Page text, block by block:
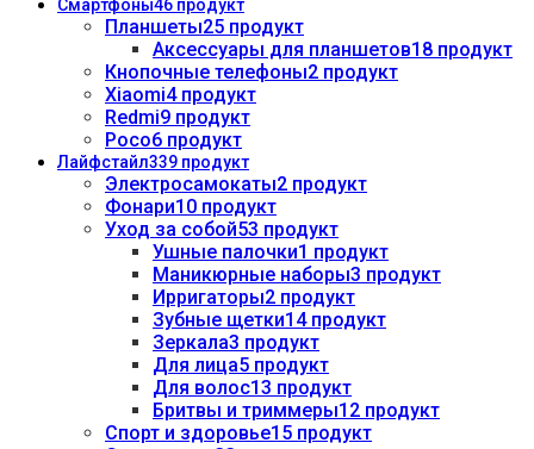
Смартфоны46 продукт
Планшеты25 продукт
Аксессуары для планшетов18 продукт
Кнопочные телефоны2 продукт
Xiaomi4 продукт
Redmi9 продукт
Poco6 продукт
Лайфстайл339 продукт
Электросамокаты2 продукт
Фонари10 продукт
Уход за собой53 продукт
Ушные палочки1 продукт
Маникюрные наборы3 продукт
Ирригаторы2 продукт
Зубные щетки14 продукт
Зеркала3 продукт
Для лица5 продукт
Для волос13 продукт
Бритвы и триммеры12 продукт
Спорт и здоровье15 продукт